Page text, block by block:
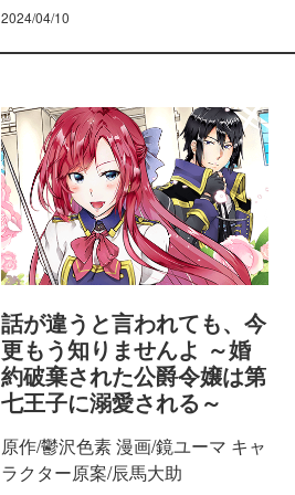
2024/04/10
話が違うと言われても、今
更もう知りませんよ ～婚
約破棄された公爵令嬢は第
七王子に溺愛される～
原作/鬱沢色素 漫画/鏡ユーマ キャ
ラクター原案/辰馬大助